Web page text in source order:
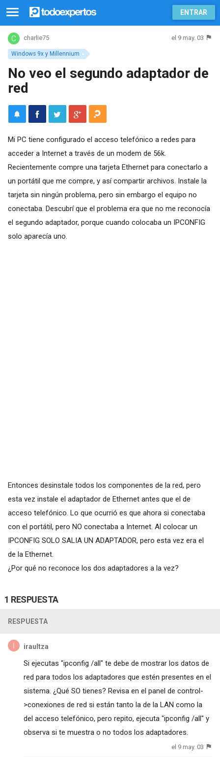
ENTRAR
Windows 9x y Millennium
charlie75 el 9 may. 03
No veo el segundo adaptador de
red
Mi PC tiene configurado el acceso telefónico a redes para
acceder a Internet a través de un modem de 56k.
Recientemente compre una tarjeta Ethernet para conectarlo a
un portátil que me compre, y así compartir archivos. Instale la
tarjeta sin ningún problema, pero sin embargo el equipo no
conectaba. Descubrí que el problema era que no me reconocía
el segundo adaptador, porque cuando colocaba un IPCONFIG
solo aparecía uno.
Entonces desinstale todos los componentes de la red, pero
esta vez instale el adaptador de Ethernet antes que el de
acceso telefónico. Lo que ocurrió es que ahora si conectaba
con el portátil, pero NO conectaba a Internet. Al colocar un
IPCONFIG SOLO SALIA UN ADAPTADOR, pero esta vez era el
de la Ethernet.
¿Por qué no reconoce los dos adaptadores a la vez?
1 RESPUESTA
RESPUESTA
iraultza
Si ejecutas "ipconfig /all" te debe de mostrar los datos de
red para todos los adaptadores que estén presentes en el
sistema. ¿Qué SO tienes? Revisa en el panel de control-
>conexiones de red si están tanto la de la LAN como la
del acceso telefónico, pero repito, ejecuta "ipconfig /all" y
observa si te muestra o no todos los adaptadores.
el 9 may. 03